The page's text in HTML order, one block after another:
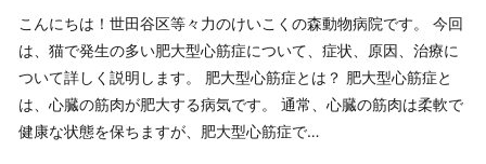
こんにちは！世田谷区等々力のけいこくの森動物病院です。 今回
は、猫で発生の多い肥大型心筋症について、症状、原因、治療に
ついて詳しく説明します。 肥大型心筋症とは？ 肥大型心筋症と
は、心臓の筋肉が肥大する病気です。 通常、心臓の筋肉は柔軟で
健康な状態を保ちますが、肥大型心筋症で…